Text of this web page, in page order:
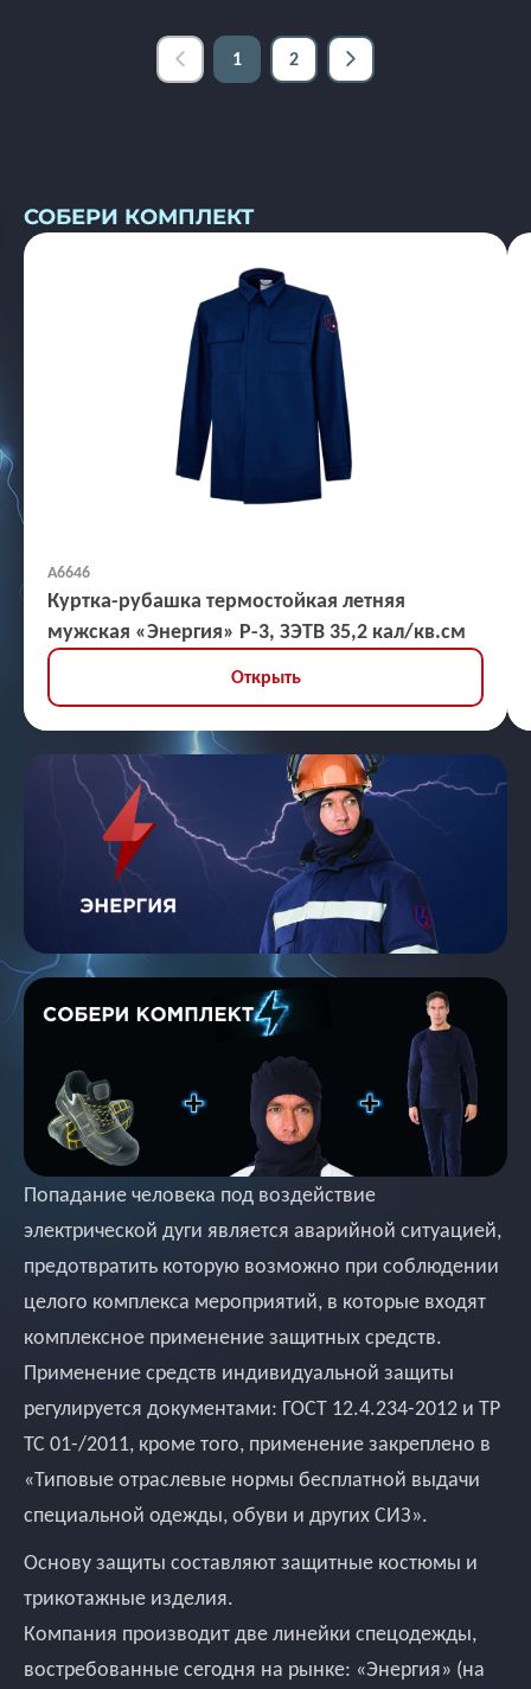
1 2
СОБЕРИ КОМПЛЕКТ
А6646
Куртка-рубашка термостойкая летняя
мужская «Энергия» Р-3, ЗЭТВ 35,2 кал/кв.см
Открыть
Попадание человека под воздействие
электрической дуги является аварийной ситуацией,
предотвратить которую возможно при соблюдении
целого комплекса мероприятий, в которые входят
комплексное применение защитных средств.
Применение средств индивидуальной защиты
регулируется документами: ГОСТ 12.4.234-2012 и ТР
ТС 01-/2011, кроме того, применение закреплено в
«Типовые отраслевые нормы бесплатной выдачи
специальной одежды, обуви и других СИЗ».
Основу защиты составляют защитные костюмы и
трикотажные изделия.
Компания производит две линейки спецодежды,
востребованные сегодня на рынке: «Энергия» (на